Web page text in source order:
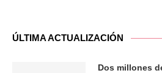
ÚLTIMA ACTUALIZACIÓN
Dos millones